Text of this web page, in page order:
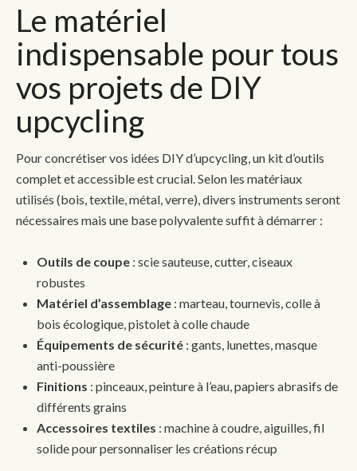
Le matériel
indispensable pour tous
vos projets de DIY
upcycling
Pour concrétiser vos idées DIY d’upcycling, un kit d’outils
complet et accessible est crucial. Selon les matériaux
utilisés (bois, textile, métal, verre), divers instruments seront
nécessaires mais une base polyvalente suffit à démarrer :
Outils de coupe : scie sauteuse, cutter, ciseaux
robustes
Matériel d’assemblage : marteau, tournevis, colle à
bois écologique, pistolet à colle chaude
Équipements de sécurité : gants, lunettes, masque
anti-poussière
Finitions : pinceaux, peinture à l’eau, papiers abrasifs de
différents grains
Accessoires textiles : machine à coudre, aiguilles, fil
solide pour personnaliser les créations récup